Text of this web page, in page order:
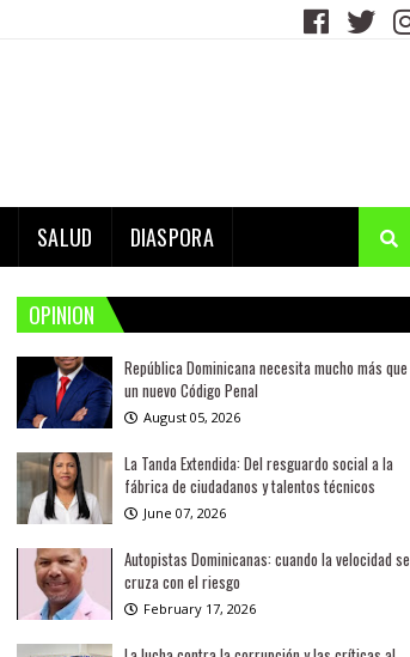
SALUD DIASPORA
OPINION
República Dominicana necesita mucho más que
un nuevo Código Penal
August 05, 2026
La Tanda Extendida: Del resguardo social a la
fábrica de ciudadanos y talentos técnicos
June 07, 2026
Autopistas Dominicanas: cuando la velocidad se
cruza con el riesgo
February 17, 2026